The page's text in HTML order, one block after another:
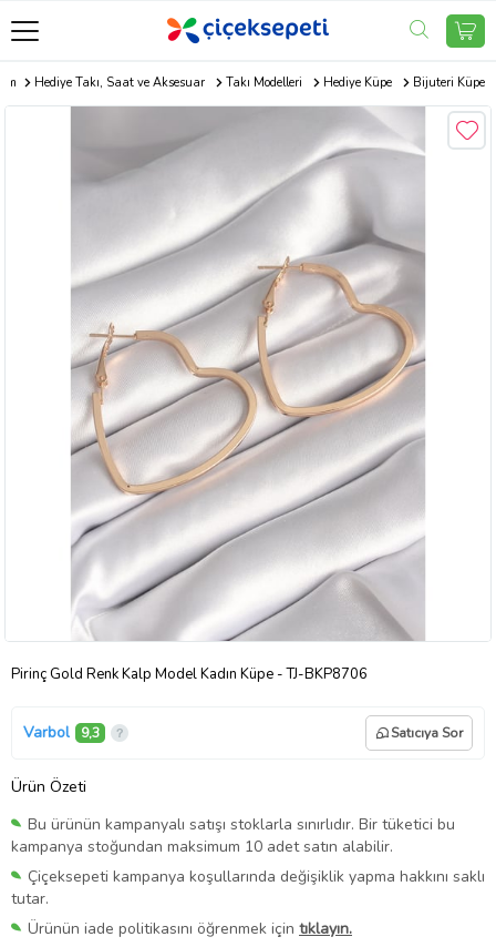
Hediye Takı, Saat ve Aksesuar Takı Modelleri Hediye Küpe Bijuteri Küpe
Pirinç Gold Renk Kalp Model Kadın Küpe - TJ-BKP8706
Varbol 9,3 Satıcıya Sor
Ürün Özeti
Bu ürünün kampanyalı satışı stoklarla sınırlıdır. Bir tüketici bu
kampanya stoğundan maksimum 10 adet satın alabilir.
Çiçeksepeti kampanya koşullarında değişiklik yapma hakkını saklı
tutar.
Ürünün iade politikasını öğrenmek için tıklayın.